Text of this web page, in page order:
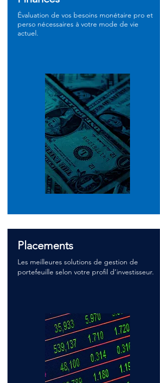
Évaluation de vos besoins monétaire pro et
perso nécessaires à votre mode de vie
actuel.
Placements
Les meilleures solutions de gestion de
portefeuille selon votre profil d’investisseur.